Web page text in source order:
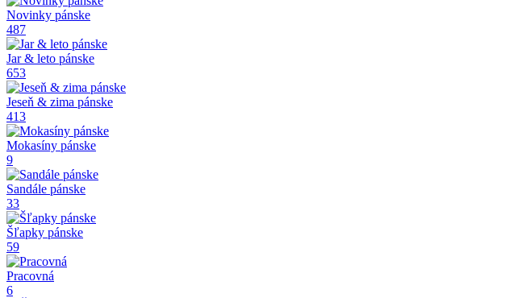
Novinky pánske
487
Jar & leto pánske
653
Jeseň & zima pánske
413
Mokasíny pánske
9
Sandále pánske
33
Šľapky pánske
59
Pracovná
6